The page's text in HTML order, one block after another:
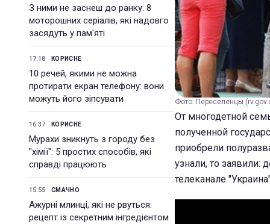
З ними не заснеш до ранку: 8
моторошних серіалів, які надовго
засядуть у пам'яті
17:18 КОРИСНЕ
10 речей, якими не можна
протирати екран телефону: вони
можуть його зіпсувати
16:37 КОРИСНЕ
Мурахи зникнуть з городу без
"хімії": 5 простих способів, які
справді працюють
15:55 СМАЧНО
Ажурні млинці, які не рвуться:
рецепт із секретним інгредієнтом
Фото: Переселенцы
От многодетной
полученной
приобрели
узнали, то заявили:
телеканале